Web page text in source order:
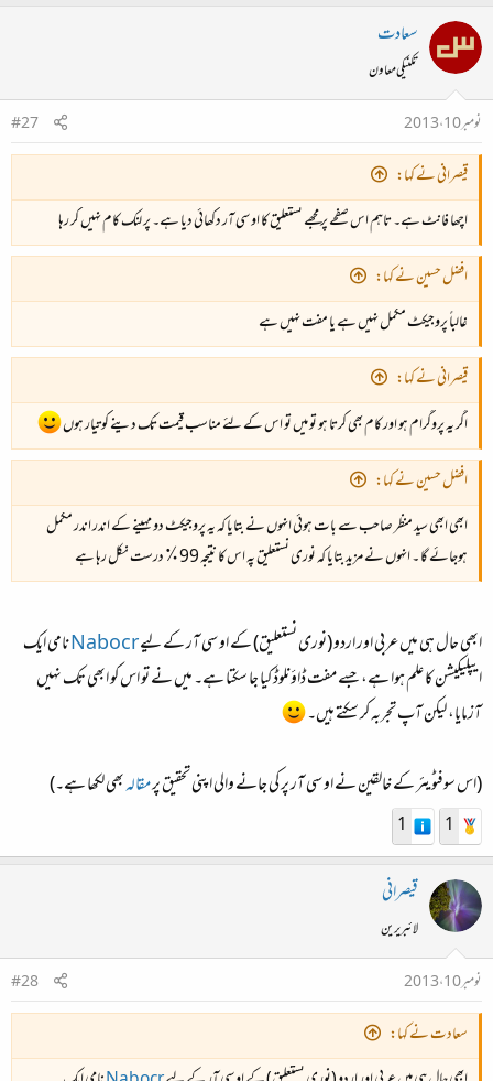
سعادت
تکنیکی معاون
نومبر 10، 2013
#27
قیصرانی نے کہا:
اچھا فانٹ ہے۔ تاہم اس صفحے پر مجھے نستعلیق کا او سی آر دکھائی دیا ہے۔ پر لنک کام نہیں کر رہا
افضل حسین نے کہا:
غالباً پروجیکٹ مکمل نہیں ہے یا مفت نہیں ہے
قیصرانی نے کہا:
اگر یہ پروگرام ہو اور کام بھی کرتا ہو تو میں تو اس کے لئے مناسب قیمت تک دینے کو تیار ہوں
افضل حسین نے کہا:
ابھی ابھی سید منظر صاحب سے بات ہوئی انہوں نے بتایا کہ یہ پروجیکٹ دو مہینے کے اندر اندر مکمل
ہوجائے گا ۔ انہوں نے مزید بتایا کہ نوری نستعلیق پہ اس کا نتیجہ 99٪ درست نکل رہا ہے
ابھی حال ہی میں عربی اور اردو (نوری نستعلیق) کے او سی آر کے لیےNabocrنامی ایک
ایپلیکیشن کا علم ہوا ہے، جسے مفت ڈاؤنلوڈ کیا جا سکتا ہے۔ میں نے تو اس کو ابھی تک نہیں
آزمایا، لیکن آپ تجربہ کر سکتے ہیں۔
(اس سوفٹویئر کے خالقین نے او سی آر پر کی جانے والی اپنی تحقیق پرمقالہبھی لکھا ہے۔)
1
1
قیصرانی
لائبریرین
نومبر 10، 2013
#28
سعادت نے کہا: